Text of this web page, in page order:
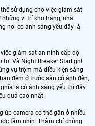
sử dụng cho việc giám sát
vị trí kho hàng, nhà
nơi có ánh sáng yếu đây là
giám sát an ninh cấp độ
tư. Và Night Breaker Starlight
vụ trộm mà điều kiện sáng
đêm ở trước sân có ánh đèn,
là có ánh sáng yếu thì đây
quả cao nhất.
camera có thể gắn ở nhiều
tầm nhìn. Thậm chí chúng